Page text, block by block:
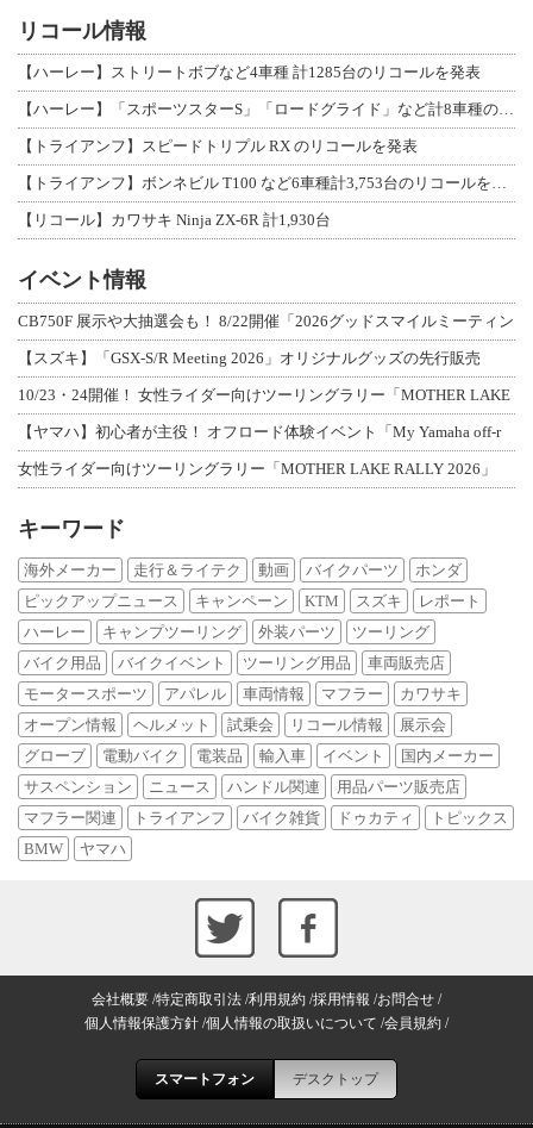
リコール情報
【ハーレー】ストリートボブなど4車種 計1285台のリコールを発表
【ハーレー】「スポーツスターS」「ロードグライド」など計8車種のリコールを発表
【トライアンフ】スピードトリプル RX のリコールを発表
【トライアンフ】ボンネビル T100 など6車種計3,753台のリコールを発表
【リコール】カワサキ Ninja ZX-6R 計1,930台
イベント情報
CB750F 展示や大抽選会も！ 8/22開催「2026グッドスマイルミーティン
【スズキ】「GSX-S/R Meeting 2026」オリジナルグッズの先行販売
10/23・24開催！ 女性ライダー向けツーリングラリー「MOTHER LAKE
【ヤマハ】初心者が主役！ オフロード体験イベント「My Yamaha off-r
女性ライダー向けツーリングラリー「MOTHER LAKE RALLY 2026」
キーワード
海外メーカー 走行＆ライテク 動画 バイクパーツ
ホンダ
ピックアップニュース
キャンペーン KTM スズキ
レポート
ハーレー
キャンプツーリング 外装パーツ
ツーリング
バイク用品
バイクイベント ツーリング用品
車両販売店
モータースポーツ
アパレル 車両情報 マフラー
カワサキ
オープン情報
ヘルメット 試乗会 リコール情報
展示会
グローブ
電動バイク 電装品 輸入車 イベント
国内メーカー
サスペンション
ニュース ハンドル関連
用品パーツ販売店
マフラー関連
トライアンフ バイク雑貨 ドゥカティ
トピックス
BMW
ヤマハ
会社概要 特定商取引法 利用規約 採用情報 お問合せ
個人情報保護方針 個人情報の取扱いについて 会員規約
スマートフォン デスクトップ